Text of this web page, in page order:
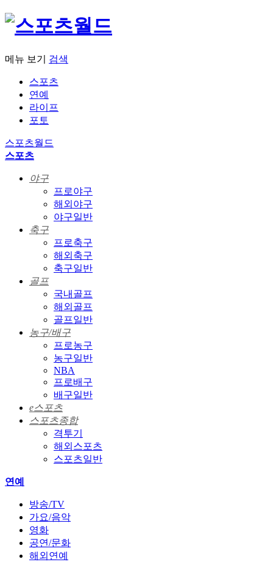
메뉴 보기 검색
스포츠
연예
라이프
포토
스포츠월드
스포츠
야구
프로야구
해외야구
야구일반
축구
프로축구
해외축구
축구일반
골프
국내골프
해외골프
골프일반
농구/배구
프로농구
농구일반
NBA
프로배구
배구일반
e스포츠
스포츠종합
격투기
해외스포츠
스포츠일반
연예
방송/TV
가요/음악
영화
공연/문화
해외연예